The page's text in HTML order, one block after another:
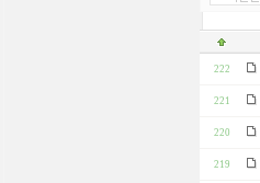
222
221
220
219